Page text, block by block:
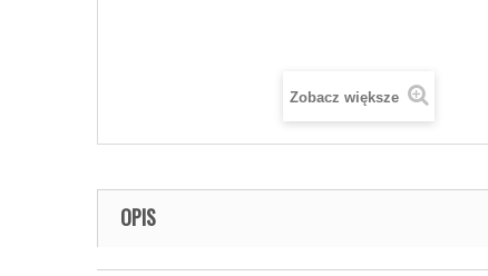
Zobacz większe
OPIS